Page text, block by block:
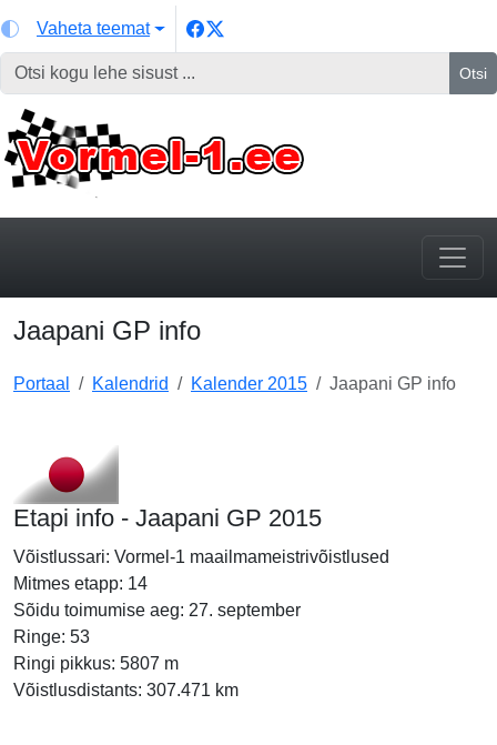
Vaheta teemat
Otsi
Jaapani GP info
Portaal Kalendrid Kalender 2015 Jaapani GP info
Etapi info - Jaapani GP 2015
Võistlussari: Vormel-1 maailmameistrivõistlused
Mitmes etapp: 14
Sõidu toimumise aeg: 27. september
Ringe: 53
Ringi pikkus: 5807 m
Võistlusdistants: 307.471 km